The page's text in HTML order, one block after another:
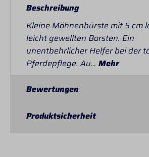
Beschreibung
Kleine Mähnenbürste mit 5 cm
leicht gewellten Borsten. Ein
unentbehrlicher Helfer bei der
Pferdepflege. Au… Mehr
Bewertungen
Produktsicherheit